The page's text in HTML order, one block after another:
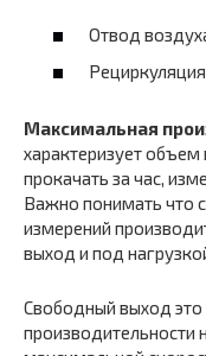
Отвод
Максимальная
характеризует
прокачать за час,
Важно понимать что
измерений
выход и под
Свободный выход это
производительности